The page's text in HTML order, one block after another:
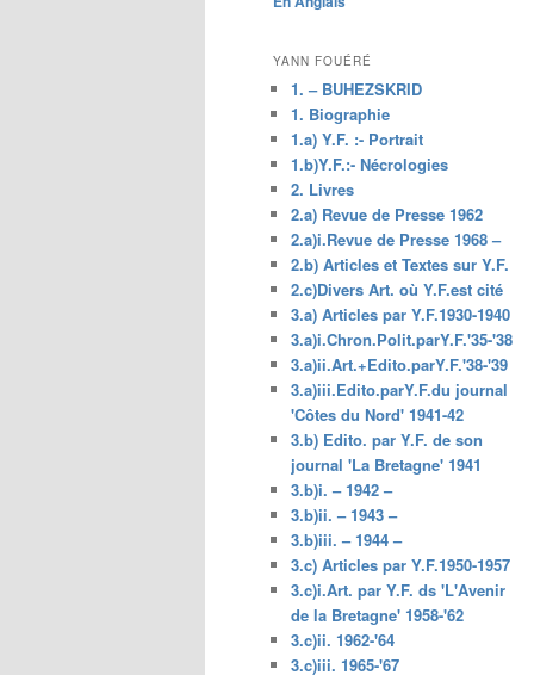
principal
YANN FOUÉRÉ
1. – BUHEZSKRID
1. Biographie
1.a) Y.F. :- Portrait
1.b)Y.F.:- Nécrologies
2. Livres
2.a) Revue de Presse 1962
2.a)i.Revue de Presse 1968 –
2.b) Articles et Textes sur Y.F.
2.c)Divers Art. où Y.F.est cité
3.a) Articles par Y.F.1930-1940
3.a)i.Chron.Polit.parY.F.'35-'38
3.a)ii.Art.+Edito.parY.F.'38-'39
3.a)iii.Edito.parY.F.du journal
'Côtes du Nord' 1941-42
3.b) Edito. par Y.F. de son
journal 'La Bretagne' 1941
3.b)i. – 1942 –
3.b)ii. – 1943 –
3.b)iii. – 1944 –
3.c) Articles par Y.F.1950-1957
3.c)i.Art. par Y.F. ds 'L'Avenir
de la Bretagne' 1958-'62
3.c)ii. 1962-'64
3.c)iii. 1965-'67